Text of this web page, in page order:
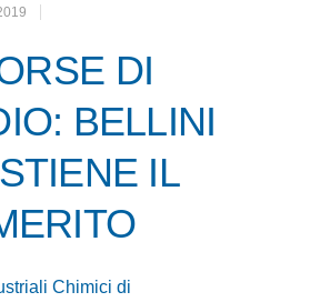
DI
BELLINI
IL
Chimici di